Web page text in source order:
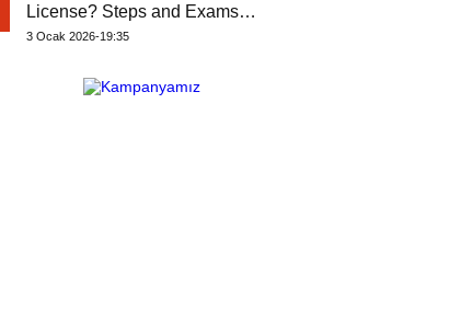
License? Steps and Exams
Required for Sailing at Sea
3 Ocak 2026-19:35